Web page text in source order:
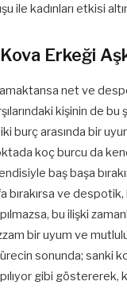
ile kadınları etkisi
Kova Erkeği
net ve
kişinin de bu
burç arasında bir
koç burcu da
baş başa
bırakırsa ve
bu ilişki
bir uyum ve
sonunda; sanki
gibi göstererek,